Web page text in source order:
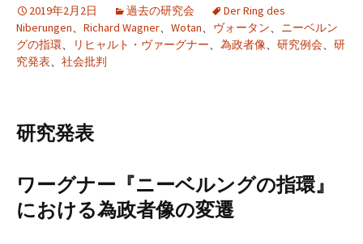
2019年2月2日 過去の研究会
Der Ring des
Niberungen、 Richard Wagner、 Wotan、 ヴォータン、 ニーベルン
グの指環、 リヒャルト・ヴァーグナー、 為政者像、 研究例会、 研
究発表、 社会批判
研究発表
ワーグナー『ニーベルングの指環』
における為政者像の変遷